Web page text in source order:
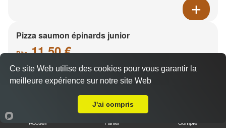
Pizza saumon épinards junior
Dès11.50 €
Accueil Panier Compte
Ce site Web utilise des cookies pour vous garantir la
meilleure expérience sur notre site Web
J'ai compris